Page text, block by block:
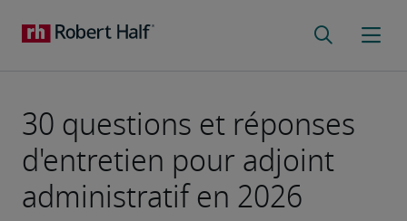
30 questions et réponses
d'entretien pour adjoint
administratif en 2026